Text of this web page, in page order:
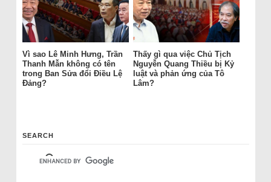
Vì sao Lê Minh Hưng, Trần
Thanh Mẫn không có tên
trong Ban Sửa đổi Điều Lệ
Đảng?
Thấy gì qua việc Chủ Tịch
Nguyễn Quang Thiều bị Kỷ
luật và phản ứng của Tô
Lâm?
SEARCH